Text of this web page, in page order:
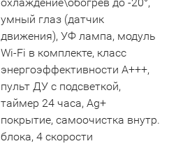
умный глаз (датчик
движения), УФ лампа, модуль
Wi-Fi в комплекте, класс
энергоэффективности А+++,
пульт ДУ с подсветкой,
таймер 24 часа, Ag+
покрытие, самоочистка внутр.
блока, 4 скорости